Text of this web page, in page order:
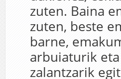
zuten. Baina
zuten, beste
barne,
arbuiaturik
zalantzarik